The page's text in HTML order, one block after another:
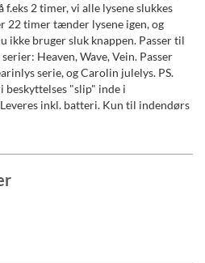
2 timer, vi alle lysene slukkes
22 timer tænder lysene igen, og
ikke bruger sluk knappen. Passer til
Heaven, Wave, Vein. Passer
serie, og Carolin julelys. PS.
"slip" inde i
inkl. batteri. Kun til indendørs